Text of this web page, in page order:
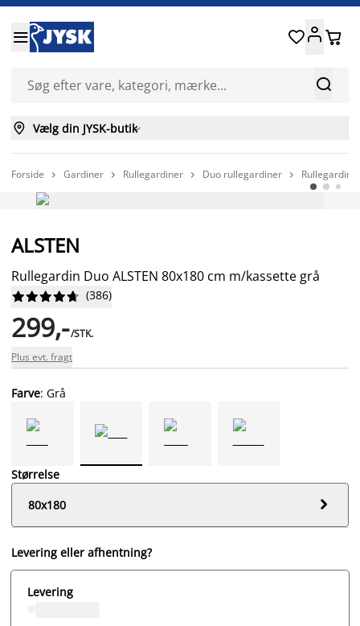


 
 Vælg din JYSK-butik
Forside  Gardiner  Rullegardiner  Duo rullegardiner  Rullegardin
ALSTEN
Rullegardin Duo ALSTEN 80x180 cm m/kassette grå





 (386)
299,-/STK.
Plus evt. fragt
Farve: Grå
Størrelse
80x180

Levering eller afhentning?
Levering